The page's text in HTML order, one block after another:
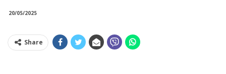
20/05/2025
Share